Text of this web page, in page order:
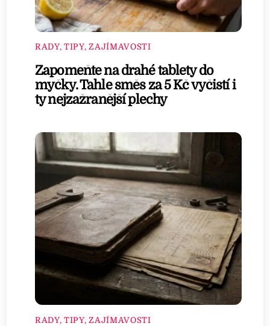
RADY, TIPY, ZAJÍMAVOSTI
Zapomeňte na drahé tablety do
myčky. Tahle směs za 5 Kč vyčistí i
ty nejzažranější plechy
RADY, TIPY, ZAJÍMAVOSTI